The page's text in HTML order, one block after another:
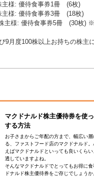
主様: 優待食事券1冊 (6枚)
主様: 優待食事券3冊 (18枚)
様: 優待食事券5冊 (30枚)
月度100株以上お持ちの株主
マクドナルド株主優待券を使
する方法
お子さまからご年配の方まで、幅広い
る、ファストフード店のマクドナルド
えばマクドナルドといっても良いくら
透していますよね。
そんなマクドナルドでとってもお得に
ドナルド株主優待券をご存じでしょう